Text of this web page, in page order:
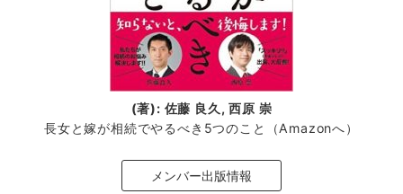
(著): 佐藤 良久, 西原 崇
長女と嫁が相続でやるべき5つのこと（Amazonへ）
メンバー出版情報